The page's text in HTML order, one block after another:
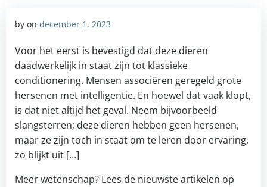
by on december 1, 2023
Voor het eerst is bevestigd dat deze dieren
daadwerkelijk in staat zijn tot klassieke
conditionering. Mensen associëren geregeld grote
hersenen met intelligentie. En hoewel dat vaak klopt,
is dat niet altijd het geval. Neem bijvoorbeeld
slangsterren; deze dieren hebben geen hersenen,
maar ze zijn toch in staat om te leren door ervaring,
zo blijkt uit […]
Meer wetenschap? Lees de nieuwste artikelen op